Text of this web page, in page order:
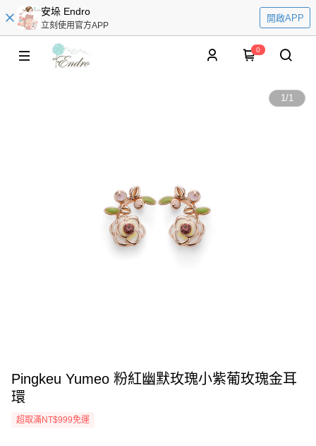
安垛 Endro
立刻使用官方APP
開啟APP
0
1/1
Pingkeu Yumeo 粉紅幽默玫瑰小紫葡玫瑰金耳
環
超取滿NT$999免運